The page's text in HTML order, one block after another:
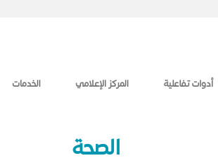
أدوات تفاعلية المركز الإعلامي الخدمات
الصحة